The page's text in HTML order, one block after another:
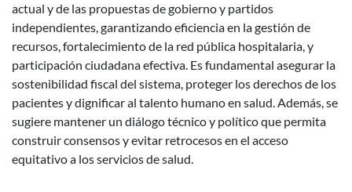
actual y de las propuestas de gobierno y partidos
independientes, garantizando eficiencia en la gestión de
recursos, fortalecimiento de la red pública hospitalaria, y
participación ciudadana efectiva. Es fundamental asegurar la
sostenibilidad fiscal del sistema, proteger los derechos de los
pacientes y dignificar al talento humano en salud. Además, se
sugiere mantener un diálogo técnico y político que permita
construir consensos y evitar retrocesos en el acceso
equitativo a los servicios de salud.